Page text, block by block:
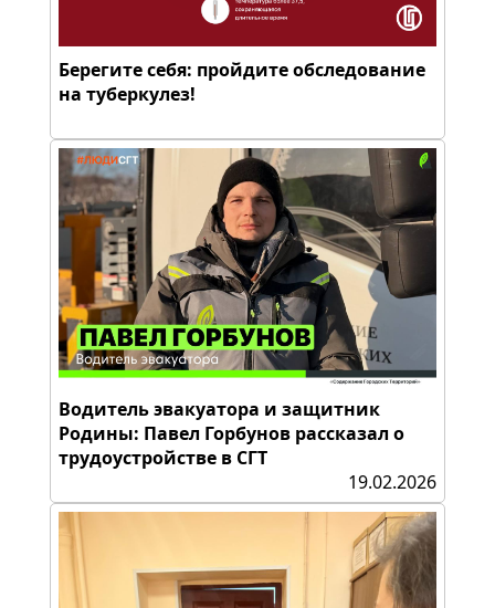
Берегите себя: пройдите обследование
на туберкулез!
Водитель эвакуатора и защитник
Родины: Павел Горбунов рассказал о
трудоустройстве в СГТ
19.02.2026